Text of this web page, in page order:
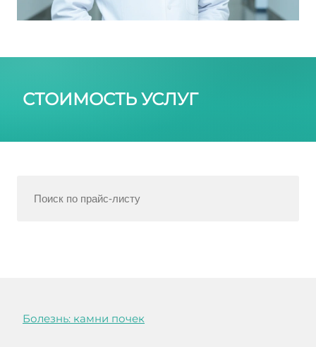
СТОИМОСТЬ УСЛУГ
Болезнь: камни почек